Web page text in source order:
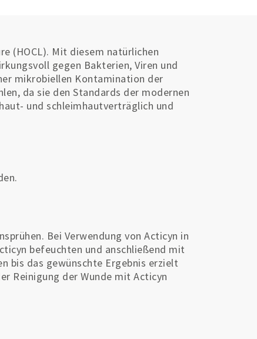
(HOCL). Mit diesem natürlichen
gegen Bakterien, Viren und
mikrobiellen Kontamination der
da sie den Standards der modernen
und schleimhautverträglich und
Bei Verwendung von Acticyn in
befeuchten und anschließend mit
bis das gewünschte Ergebnis erzielt
Reinigung der Wunde mit Acticyn